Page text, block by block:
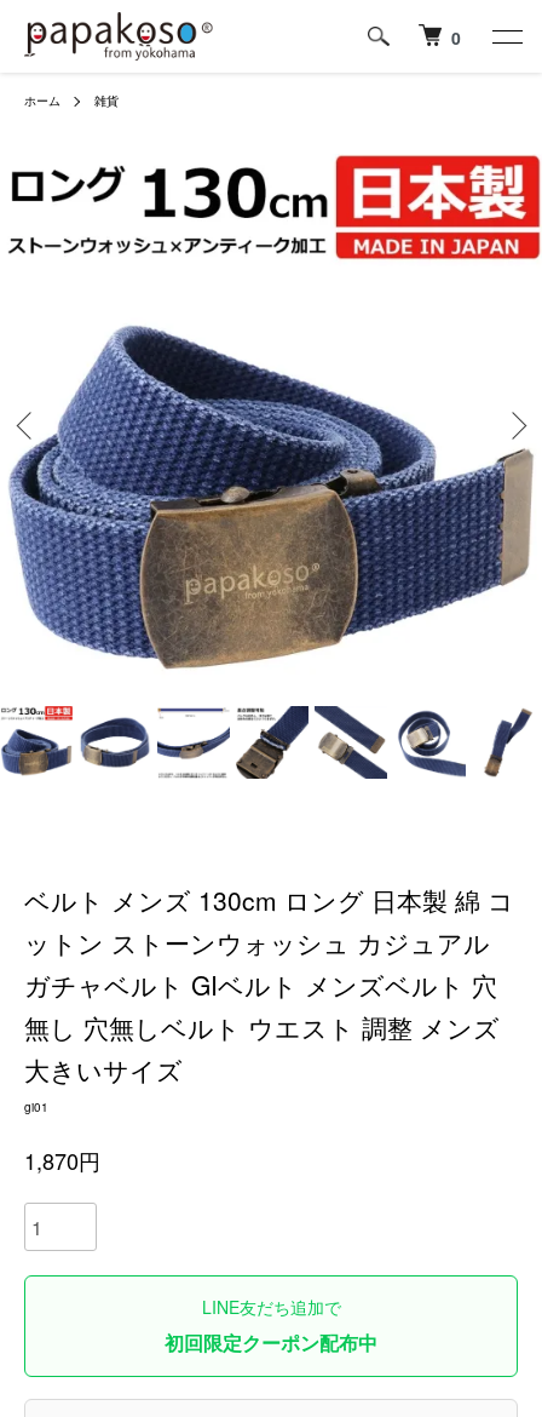
0
ホーム 雑貨
ベルト メンズ 130cm ロング 日本製 綿 コ
ットン ストーンウォッシュ カジュアル
ガチャベルト GIベルト メンズベルト 穴
無し 穴無しベルト ウエスト 調整 メンズ
大きいサイズ
gi01
1,870円
LINE友だち追加で
初回限定クーポン配布中